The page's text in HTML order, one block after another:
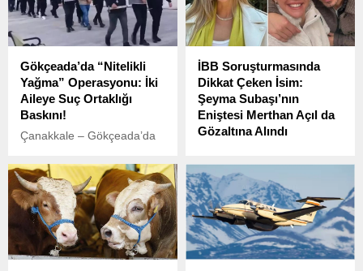
Gökçeada’da “Nitelikli
Yağma” Operasyonu: İki
Aileye Suç Ortaklığı
Baskını!
Çanakkale – Gökçeada’da
kriz, iki ailenin birlikte
karıştığı organize suçları
ortaya çıkardı.
İBB Soruşturmasında
Dikkat Çeken İsim:
Şeyma Subaşı’nın
Eniştesi Merthan Açıl da
Gözaltına Alındı
Belediye Başkanı Ekrem
İmamoğlu ve 100’den fazla
kişi, bu sabah
gerçekleştirilen şafak
operasyonuyla gözaltına
alındı. Gözaltı listesinde